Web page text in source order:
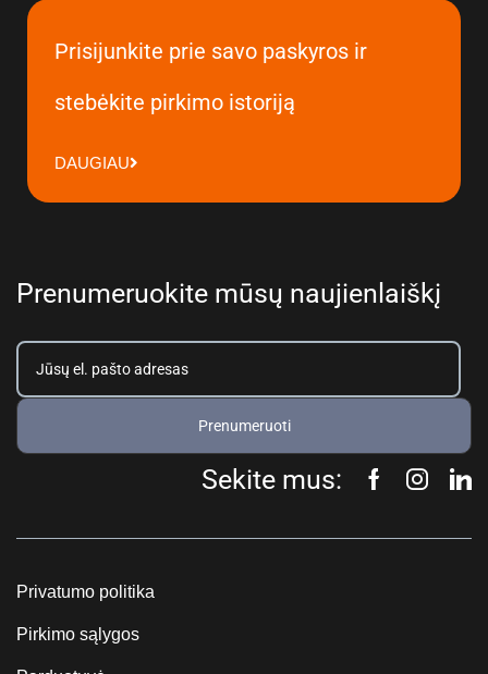
Prisijunkite prie savo paskyros ir
stebėkite pirkimo istoriją
DAUGIAU
Prenumeruokite mūsų naujienlaiškį
Prenumeruoti
Sekite mus:
Privatumo politika
Pirkimo sąlygos